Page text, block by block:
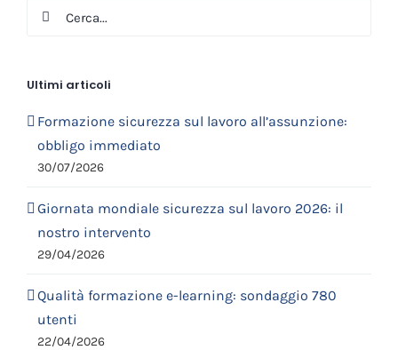
Cerca
Ultimi articoli
Formazione sicurezza sul lavoro all’assunzione:
obbligo immediato
30/07/2026
Giornata mondiale sicurezza sul lavoro 2026: il
nostro intervento
29/04/2026
Qualità formazione e-learning: sondaggio 780
utenti
22/04/2026